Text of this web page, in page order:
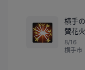
🎇
横手
賛花
8/16
横手市